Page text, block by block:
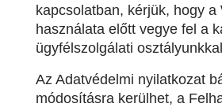
kapcsolatban, kérjük, hogy a
használata előtt vegye fel a
ügyfélszolgálati
Az Adatvédelmi nyilatkozat
módosításra kerülhet, a